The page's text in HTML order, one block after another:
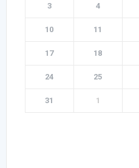
3 4
10 11
17 18
24 25
31 1